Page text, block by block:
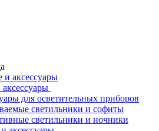
для осветительных приборов
светильники и софиты
светильники и ночники